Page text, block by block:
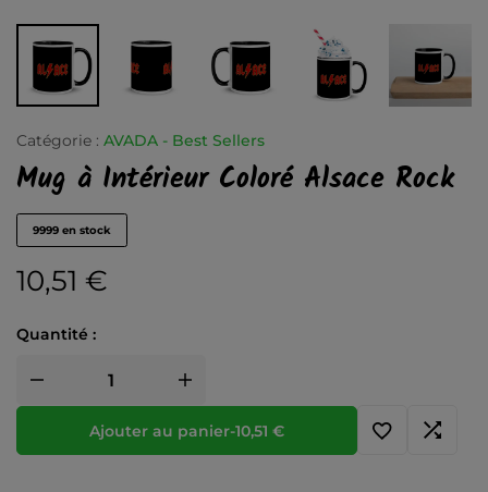
Catégorie : AVADA - Best Sellers
Mug à Intérieur Coloré Alsace Rock
9999 en stock
10,51 €
Quantité :
Ajouter au panier-10,51 €